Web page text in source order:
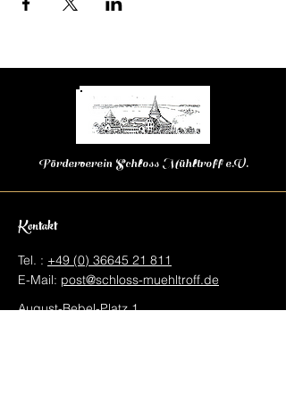
Förderverein Schloss Mühltroff e.V.
Kontakt
Tel. : +49 (0) 36645 21 811
E-Mail: post@schloss-muehltroff.de
August-Bebel-Platz 1